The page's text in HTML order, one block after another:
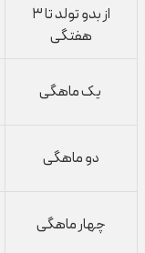
از بدو تولد تا ۳
هفتگی
یک ماهگی
دو ماهگی
چهار ماهگی